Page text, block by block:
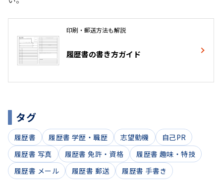
印刷・郵送方法も解説
履歴書の書き方ガイド
タグ
履歴書 履歴書 学歴・職歴 志望動機
自己PR
履歴書 写真
履歴書 免許・資格
履歴書 趣味・特技
履歴書 メール
履歴書 郵送 履歴書 手書き